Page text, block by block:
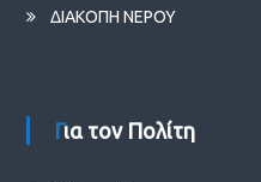
ΔΙΑΚΟΠΗ ΝΕΡΟΥ
Για τον Πολίτη